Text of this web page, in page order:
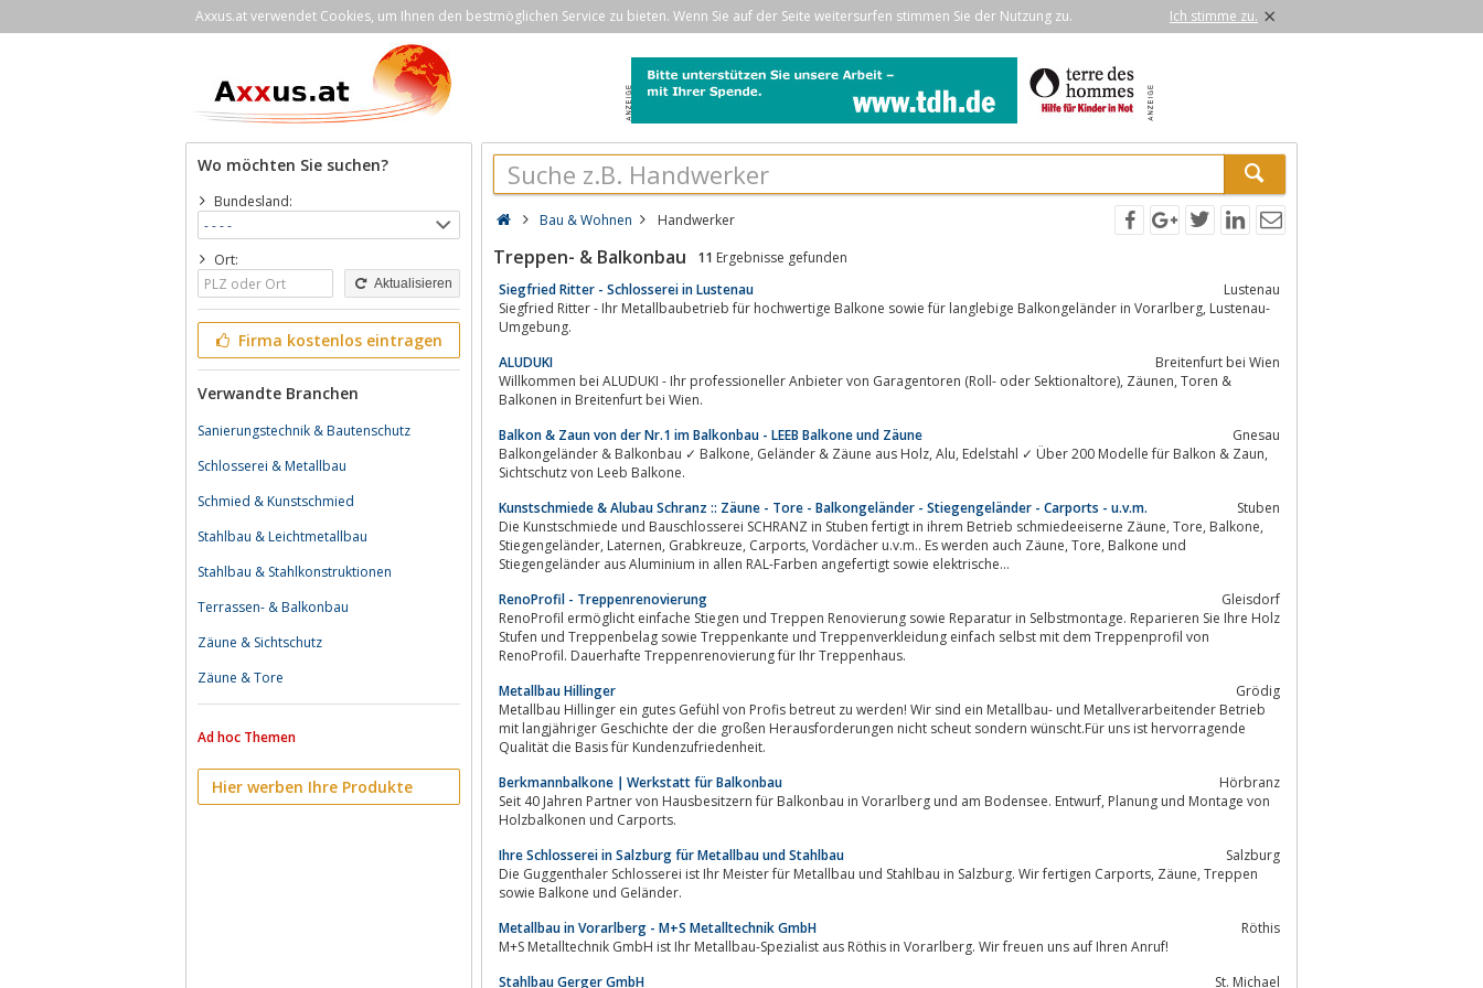
Axxus.at verwendet Cookies, um Ihnen den bestmöglichen Service zu bieten. Wenn Sie auf der Seite weitersurfen stimmen Sie der Nutzung zu. Ich stimme zu. ×
Wo möchten Sie suchen?
Bundesland:
Ort:
Aktualisieren
Firma kostenlos eintragen
Verwandte Branchen
Sanierungstechnik & Bautenschutz
Schlosserei & Metallbau
Schmied & Kunstschmied
Stahlbau & Leichtmetallbau
Stahlbau & Stahlkonstruktionen
Terrassen- & Balkonbau
Zäune & Sichtschutz
Zäune & Tore
Ad hoc Themen
Hier werben Ihre Produkte
Bau & Wohnen Handwerker
Treppen- & Balkonbau 11 Ergebnisse gefunden
Siegfried Ritter - Schlosserei in Lustenau
Lustenau
Siegfried Ritter - Ihr Metallbaubetrieb für hochwertige Balkone sowie für langlebige Balkongeländer in Vorarlberg, Lustenau-
Umgebung.
ALUDUKI
Breitenfurt bei Wien
Willkommen bei ALUDUKI - Ihr professioneller Anbieter von Garagentoren (Roll- oder Sektionaltore), Zäunen, Toren &
Balkonen in Breitenfurt bei Wien.
Balkon & Zaun von der Nr.1 im Balkonbau - LEEB Balkone und Zäune
Gnesau
Balkongeländer & Balkonbau ✓ Balkone, Geländer & Zäune aus Holz, Alu, Edelstahl ✓ Über 200 Modelle für Balkon & Zaun,
Sichtschutz von Leeb Balkone.
Kunstschmiede & Alubau Schranz :: Zäune - Tore - Balkongeländer - Stiegengeländer - Carports - u.v.m.
Stuben
Die Kunstschmiede und Bauschlosserei SCHRANZ in Stuben fertigt in ihrem Betrieb schmiedeeiserne Zäune, Tore, Balkone,
Stiegengeländer, Laternen, Grabkreuze, Carports, Vordächer u.v.m.. Es werden auch Zäune, Tore, Balkone und
Stiegengeländer aus Aluminium in allen RAL-Farben angefertigt sowie elektrische...
RenoProfil - Treppenrenovierung
Gleisdorf
RenoProfil ermöglicht einfache Stiegen und Treppen Renovierung sowie Reparatur in Selbstmontage. Reparieren Sie Ihre Holz
Stufen und Treppenbelag sowie Treppenkante und Treppenverkleidung einfach selbst mit dem Treppenprofil von
RenoProfil. Dauerhafte Treppenrenovierung für Ihr Treppenhaus.
Metallbau Hillinger
Grödig
Metallbau Hillinger ein gutes Gefühl von Profis betreut zu werden! Wir sind ein Metallbau- und Metallverarbeitender Betrieb
mit langjähriger Geschichte der die großen Herausforderungen nicht scheut sondern wünscht.Für uns ist hervorragende
Qualität die Basis für Kundenzufriedenheit.
Berkmannbalkone ∣ Werkstatt für Balkonbau
Hörbranz
Seit 40 Jahren Partner von Hausbesitzern für Balkonbau in Vorarlberg und am Bodensee. Entwurf, Planung und Montage von
Holzbalkonen und Carports.
Ihre Schlosserei in Salzburg für Metallbau und Stahlbau
Salzburg
Die Guggenthaler Schlosserei ist Ihr Meister für Metallbau und Stahlbau in Salzburg. Wir fertigen Carports, Zäune, Treppen
sowie Balkone und Geländer.
Metallbau in Vorarlberg - M+S Metalltechnik GmbH
Röthis
M+S Metalltechnik GmbH ist Ihr Metallbau-Spezialist aus Röthis in Vorarlberg. Wir freuen uns auf Ihren Anruf!
Stahlbau Gerger GmbH
St. Michael